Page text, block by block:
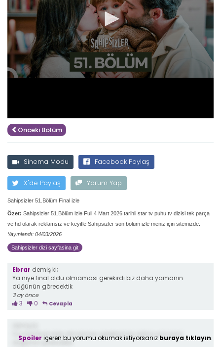
Önceki Bölüm
Sinema Modu Facebook Paylaş
X'de Paylaş Yorum Yap
Sahipsizler 51.Bölüm Final izle
Özet: Sahipsizler 51.Bölüm izle Full 4 Mart 2026 tarihli star tv puhu tv dizisi tek parça
ve hd olarak reklamsız ve keyifle Sahipsizler son bölüm izle meniz için sitemizde.
Yayınlandı: 04/03/2026
Sahipsizler dizi sayfasina git
Ebrar demiş ki;
Ya niye final oldu olmaması gerekirdi biz daha yamanın
düğünün görecektik
3 ay önce
3 0 Cevapla
Ya niye final oldu olmaması gerekirdi biz daha yamanın
düğünün görecektik
Spoiler içeren bu yorumu okumak istiyorsanız buraya tıklayın.